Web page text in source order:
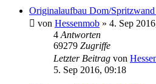
Originalaufbau Dom/
von Hessenmob » 4. Sep
4 Antworten
69279 Zugriffe
Letzter Beitrag von
5. Sep 2016, 09:18